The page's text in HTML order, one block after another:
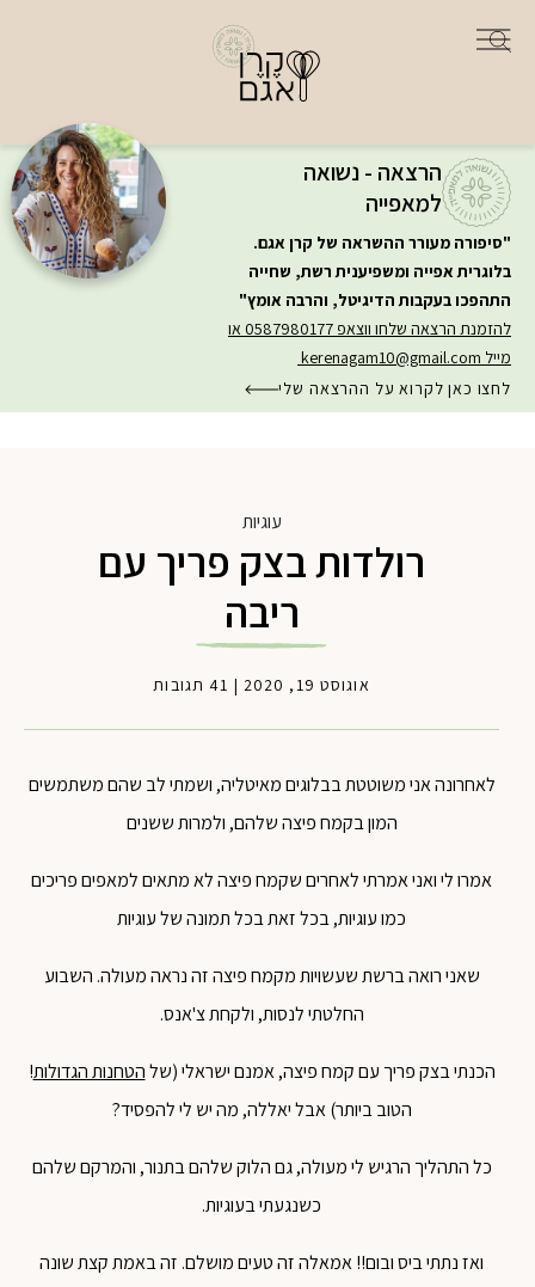
הרצאה - נשואה
למאפייה
"סיפורה מעורר ההשראה של קרן אגם.
בלוגרית אפייה ומשפיענית רשת, שחייה
התהפכו בעקבות הדיגיטל, והרבה אומץ"
להזמנת הרצאה שלחו ווצאפ 0587980177 או
מייל kerenagam10@gmail.com
לחצו כאן לקרוא על ההרצאה שלי
עוגיות
רולדות בצק פריך עם
ריבה
אוגוסט 19, 2020 |
לאחרונה אני משוטטת בבלוגים מאיטליה, ושמתי לב שהם משתמשים
המון בקמח פיצה שלהם, ולמרות ששנים
אמרו לי ואני אמרתי לאחרים שקמח פיצה לא מתאים למאפים פריכים
כמו עוגיות, בכל זאת בכל תמונה של עוגיות
שאני רואה ברשת שעשויות מקמח פיצה זה נראה מעולה. השבוע
החלטתי לנסות, ולקחת צ'אנס.
הכנתי בצק פריך עם קמח פיצה, אמנם ישראלי (שלהטחנות הגדולות!
הטוב ביותר) אבל יאללה, מה יש לי להפסיד?
כל התהליך הרגיש לי מעולה, גם הלוק שלהם בתנור, והמרקם שלהם
כשנגעתי בעוגיות.
ואז נתתי ביס ובום!! אמאלה זה טעים מושלם. זה באמת קצת שונה